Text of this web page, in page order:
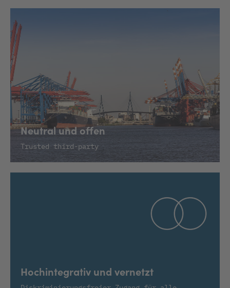
Neutral und offen
Trusted third-party
Hochintegrativ und vernetzt